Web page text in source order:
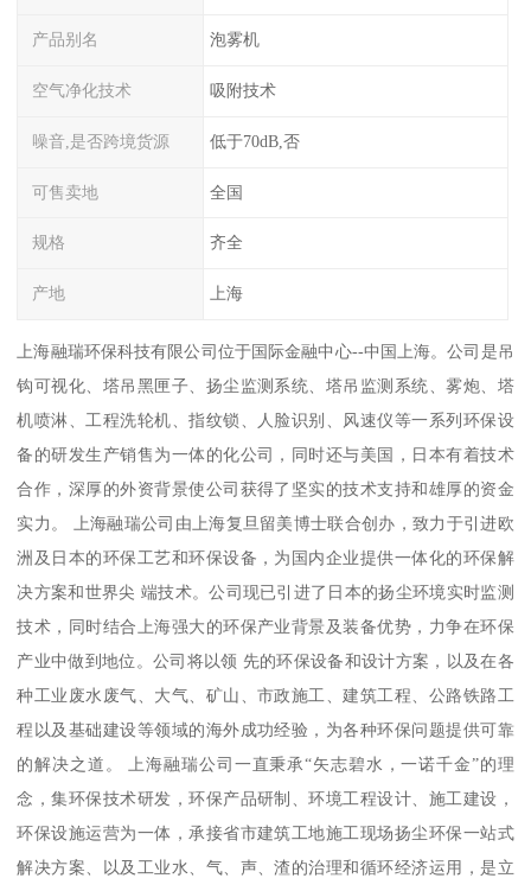
产品别名 泡雾机
空气净化技术 吸附技术
噪音,是否跨境货源 低于70dB,否
可售卖地 全国
规格 齐全
产地 上海
上海融瑞环保科技有限公司位于国际金融中心--中国上海。公司是吊
钩可视化、塔吊黑匣子、扬尘监测系统、塔吊监测系统、雾炮、塔
机喷淋、工程洗轮机、指纹锁、人脸识别、风速仪等一系列环保设
备的研发生产销售为一体的化公司，同时还与美国，日本有着技术
合作，深厚的外资背景使公司获得了坚实的技术支持和雄厚的资金
实力。 上海融瑞公司由上海复旦留美博士联合创办，致力于引进欧
洲及日本的环保工艺和环保设备，为国内企业提供一体化的环保解
决方案和世界尖 端技术。公司现已引进了日本的扬尘环境实时监测
技术，同时结合上海强大的环保产业背景及装备优势，力争在环保
产业中做到地位。公司将以领 先的环保设备和设计方案，以及在各
种工业废水废气、大气、矿山、市政施工、建筑工程、公路铁路工
程以及基础建设等领域的海外成功经验，为各种环保问题提供可靠
的解决之道。 上海融瑞公司一直秉承“矢志碧水，一诺千金”的理
念，集环保技术研发，环保产品研制、环境工程设计、施工建设，
环保设施运营为一体，承接省市建筑工地施工现场扬尘环保一站式
解决方案、以及工业水、气、声、渣的治理和循环经济运用，是立